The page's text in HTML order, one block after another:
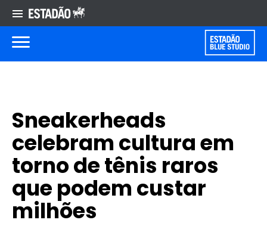
Sneakerheads
celebram cultura em
torno de tênis raros
que podem custar
milhões